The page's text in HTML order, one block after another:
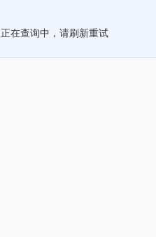
正在查询中，请刷新重试